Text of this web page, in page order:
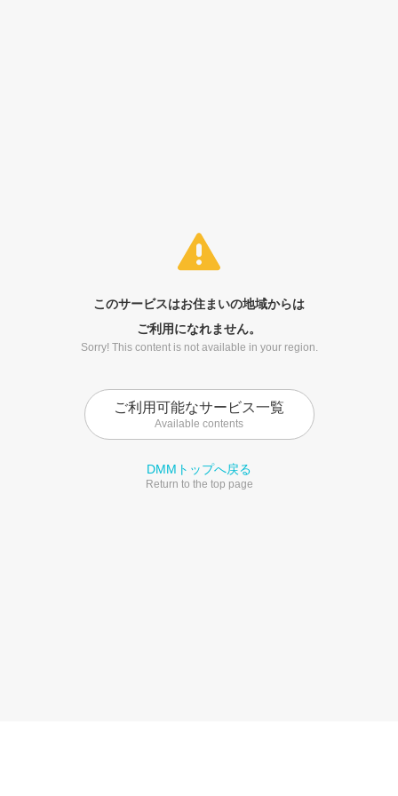
このサービスはお住まいの地域からは
ご利用になれません。
Sorry! This content is not available in your region.
ご利用可能なサービス一覧
Available contents
DMMトップへ戻る
Return to the top page